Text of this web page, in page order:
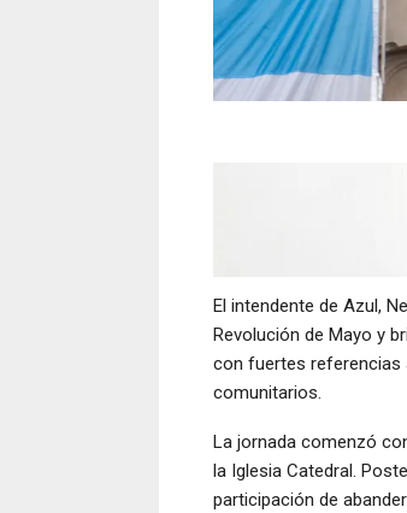
El intendente de Azul,
Revolución de Mayo y
con fuertes referencias
comunitarios.
La jornada comenzó
la Iglesia Catedral.
participación de